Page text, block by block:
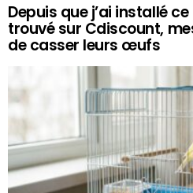
Depuis que j’ai installé
trouvé sur Cdiscount,
de casser leurs œufs